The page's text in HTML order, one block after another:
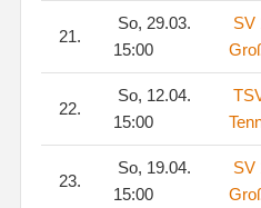
21.
So, 29.03.
15:00
SV
22.
So, 12.04.
15:00
23.
So, 19.04.
15:00
SV